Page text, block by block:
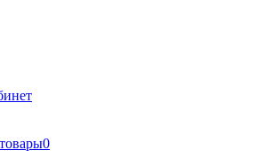
0